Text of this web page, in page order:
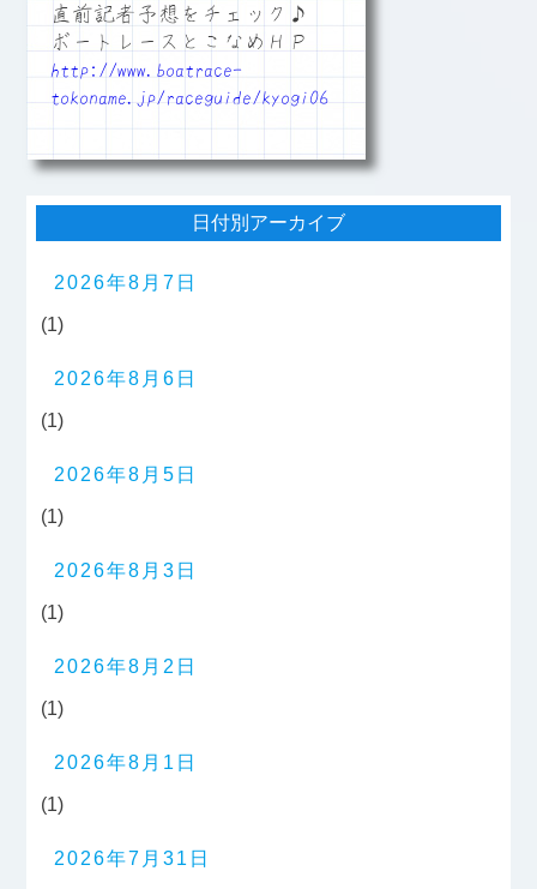
直前記者予想をチェック♪
ボートレースとこなめＨＰ
http://www.boatrace-
tokoname.jp/raceguide/kyogi06
日付別アーカイブ
2026年8月7日
(1)
2026年8月6日
(1)
2026年8月5日
(1)
2026年8月3日
(1)
2026年8月2日
(1)
2026年8月1日
(1)
2026年7月31日